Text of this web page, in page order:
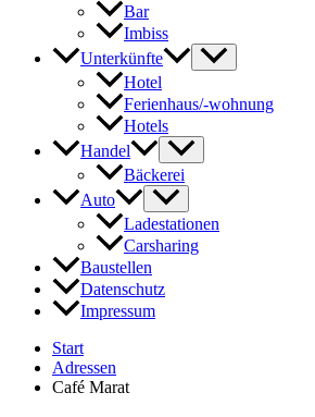
Bar
Imbiss
Unterkünfte
Hotel
Ferienhaus/-wohnung
Hotels
Handel
Bäckerei
Auto
Ladestationen
Carsharing
Baustellen
Datenschutz
Impressum
Start
Adressen
Café Marat